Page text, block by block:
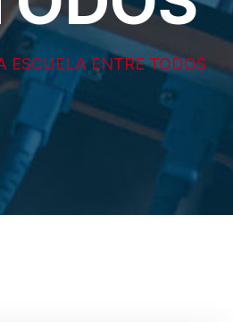
ESCUELA ENTRE TODOS